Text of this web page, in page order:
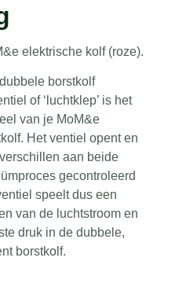
elektrische kolf (roze).
borstkolf
of ‘luchtklep’ is het
van je MoM&e
Het ventiel opent en
aan beide
gecontroleerd
speelt dus een
van de luchtstroom en
druk in de dubbele,
borstkolf.